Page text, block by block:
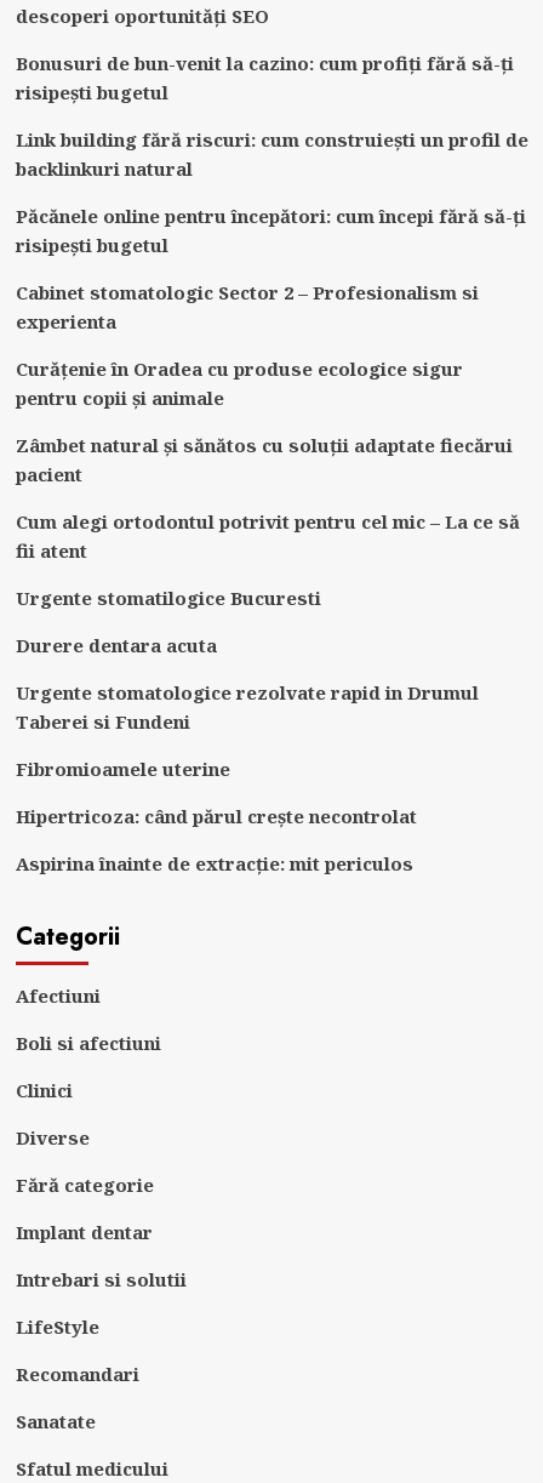
descoperi oportunități SEO
Bonusuri de bun-venit la cazino: cum profiți fără să-ți
risipești bugetul
Link building fără riscuri: cum construiești un profil de
backlinkuri natural
Păcănele online pentru începători: cum începi fără să-ți
risipești bugetul
Cabinet stomatologic Sector 2 – Profesionalism si
experienta
Curățenie în Oradea cu produse ecologice sigur
pentru copii și animale
Zâmbet natural și sănătos cu soluții adaptate fiecărui
pacient
Cum alegi ortodontul potrivit pentru cel mic – La ce să
fii atent
Urgente stomatilogice Bucuresti
Durere dentara acuta
Urgente stomatologice rezolvate rapid in Drumul
Taberei si Fundeni
Fibromioamele uterine
Hipertricoza: când părul crește necontrolat
Aspirina înainte de extracție: mit periculos
Categorii
Afectiuni
Boli si afectiuni
Clinici
Diverse
Fără categorie
Implant dentar
Intrebari si solutii
LifeStyle
Recomandari
Sanatate
Sfatul medicului